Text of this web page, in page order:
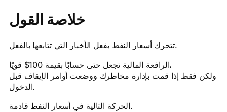
خلاصة القول
تتحرك أسعار النفط بفعل الأخبار التي تتابعها بالفعل.
الرافعة المالية تجعل حتى حسابًا بقيمة 100$ قويًا،
ولكن فقط إذا قمت بإدارة مخاطرك ووضعت أوامر الإيقاف قبل
الدخول.
الحركة التالية في أسعار النفط قادمة.